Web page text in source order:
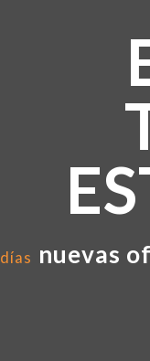
días nuevas